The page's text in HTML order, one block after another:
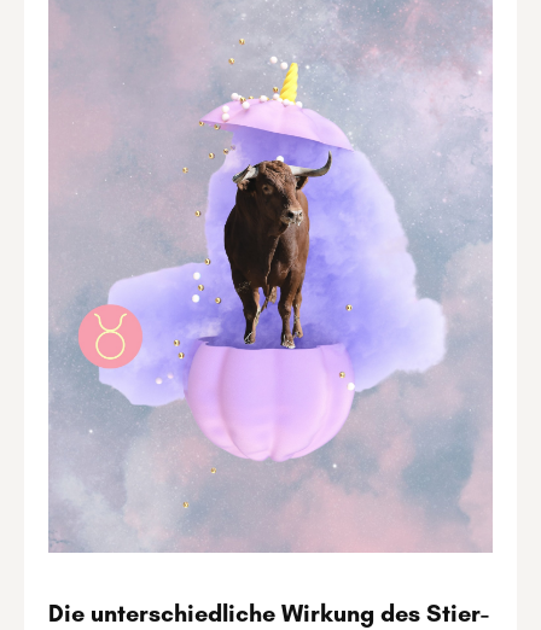
Die unterschiedliche Wirkung des Stier-